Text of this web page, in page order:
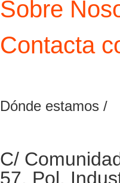
Sobre
Contacta
Dónde estamos /
C/
57, Pol.